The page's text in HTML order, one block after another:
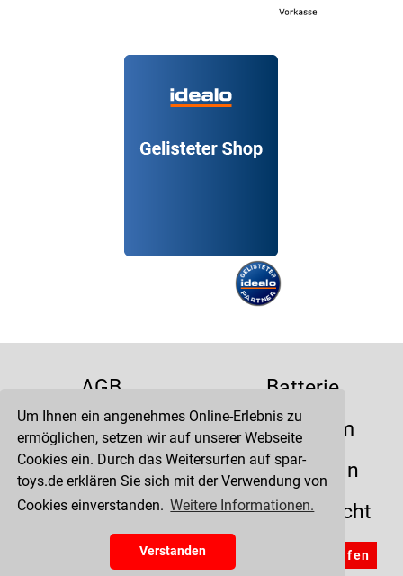
Um Ihnen ein angenehmes Online-Erlebnis zu
ermöglichen, setzen wir auf unserer Webseite
Cookies ein. Durch das Weitersurfen auf spar-
toys.de erklären Sie sich mit der Verwendung von
Cookies einverstanden. Weitere Informationen.
Verstanden
AGB
Batterie
Datenschutz
Impressum
Kontakt
Liefertermin
Versandkosten
Widerrufsrecht